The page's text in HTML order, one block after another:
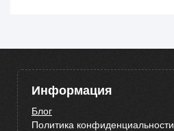
Информация
Блог
Политика конфиденциальности